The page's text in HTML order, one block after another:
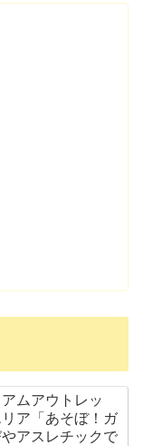
ムアウトレッ
ア「あそぼ！ガ
アスレチックで